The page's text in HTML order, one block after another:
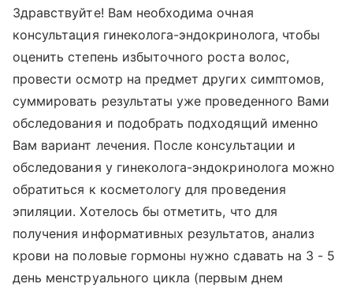
Здравствуйте! Вам необходима очная
консультация гинеколога-эндокринолога, чтобы
оценить степень избыточного роста волос,
провести осмотр на предмет других симптомов,
суммировать результаты уже проведенного Вами
обследования и подобрать подходящий именно
Вам вариант лечения. После консультации и
обследования у гинеколога-эндокринолога можно
обратиться к косметологу для проведения
эпиляции. Хотелось бы отметить, что для
получения информативных результатов, анализ
крови на половые гормоны нужно сдавать на 3 - 5
день менструального цикла (первым днем